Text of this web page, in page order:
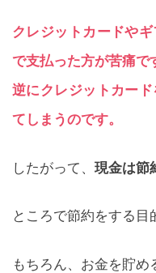
クレジットカードや
で支払った方が苦痛で
逆にクレジットカー
てしまうのです。
したがって、 現金は節
ところで節約をする目
もちろん、お金を貯め